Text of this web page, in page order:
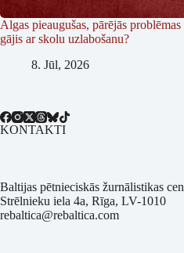
Algas pieaugušas, pārējās
gājis ar skolu uzlabošanu?
8. Jūl, 2026
KONTAKTI
Baltijas pētnieciskās žurnālistikas
Strēlnieku iela 4a, Rīga, LV-1010
rebaltica@rebaltica.com